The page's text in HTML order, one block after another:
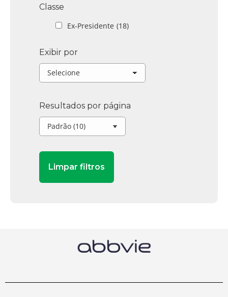
Classe
Ex-Presidente (18)
Exibir por
Resultados por página